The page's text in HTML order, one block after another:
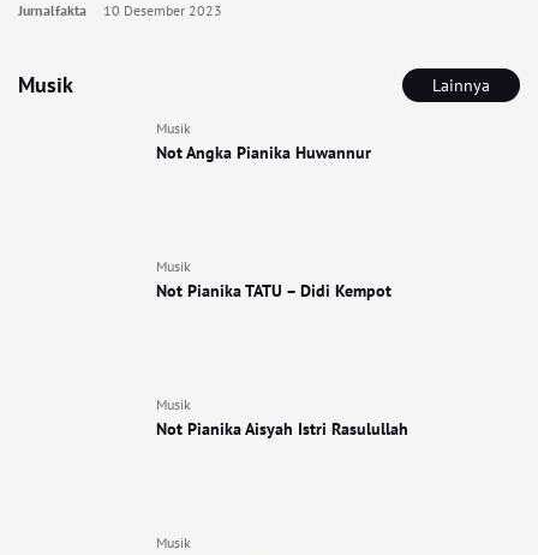
Musik Lainnya
Musik
Not Angka Pianika Huwannur
Musik
Not Pianika TATU – Didi Kempot
Musik
Not Pianika Aisyah Istri Rasulullah
Musik
Jurnalfakta 10 Desember 2023